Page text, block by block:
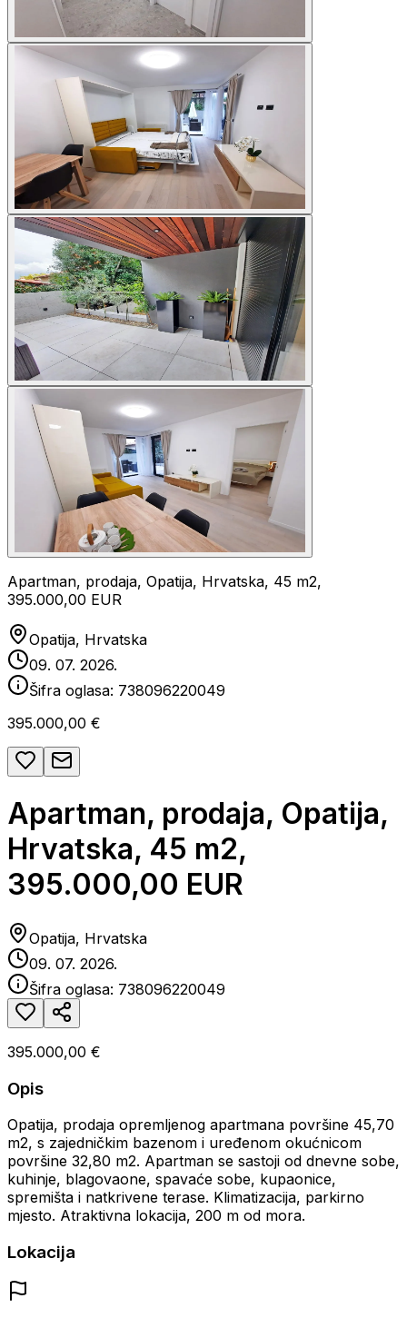
Apartman, prodaja, Opatija, Hrvatska, 45 m2,
395.000,00 EUR
Opatija, Hrvatska
09. 07. 2026.
Šifra oglasa: 738096220049
395.000,00 €
Apartman, prodaja, Opatija,
Hrvatska, 45 m2,
395.000,00 EUR
Opatija, Hrvatska
09. 07. 2026.
Šifra oglasa: 738096220049
395.000,00 €
Opis
Opatija, prodaja opremljenog apartmana površine 45,70
m2, s zajedničkim bazenom i uređenom okućnicom
površine 32,80 m2. Apartman se sastoji od dnevne sobe,
kuhinje, blagovaone, spavaće sobe, kupaonice,
spremišta i natkrivene terase. Klimatizacija, parkirno
mjesto. Atraktivna lokacija, 200 m od mora.
Lokacija